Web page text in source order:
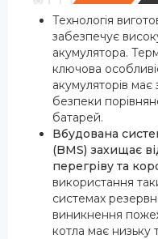
Технологія
забезпечує
акумулятора.
ключова
акумуляторів має
безпеки
батарей.
Вбудована
(BMS) захищає
перегріву та
використання
системах
виникнення
котла має низьку